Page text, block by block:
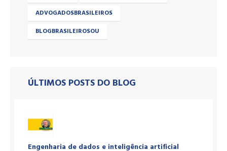
ADVOGADOSBRASILEIROS
BLOGBRASILEIROSOU
ÚLTIMOS POSTS DO BLOG
Engenharia de dados e inteligência artificial